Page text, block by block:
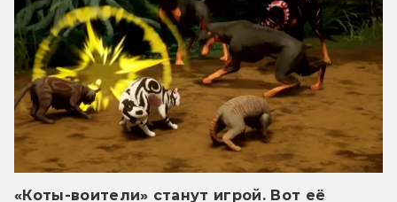
«Коты-воители» станут игрой. Вот её